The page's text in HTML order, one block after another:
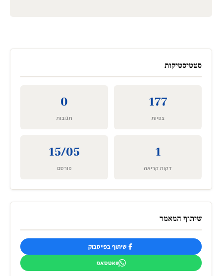
סטטיסטיקות
177
צפיות
0
תגובות
1
דקות קריאה
15/05
פורסם
שיתוף המאמר
שיתוף בפייסבוק
וואטסאפ